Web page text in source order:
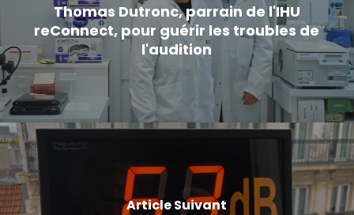
Thomas Dutronc, parrain de l'IHU
reConnect, pour guérir les troubles de
l'audition
Article Suivant